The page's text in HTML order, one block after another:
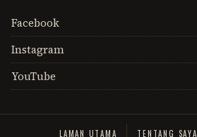
Facebook
Instagram
YouTube
LAMAN UTAMA TENTANG SAYA